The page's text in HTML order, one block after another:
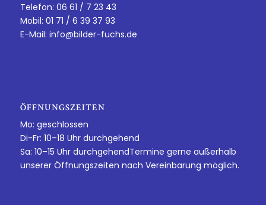
Telefon: 06 61 / 7 23 43
Mobil: 01 71 / 6 39 37 93
E-Mail: info@bilder-fuchs.de
ÖFFNUNGSZEITEN
Mo: geschlossen
Di-Fr: 10–18 Uhr durchgehend
Sa: 10–15 Uhr durchgehendTermine gerne außerhalb
unserer Öffnungszeiten nach Vereinbarung möglich.